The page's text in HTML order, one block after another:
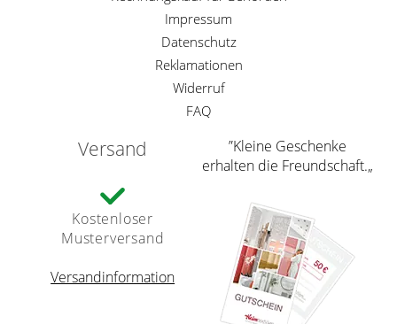
Impressum
Datenschutz
Reklamationen
Widerruf
FAQ
Versand
Kostenloser
Musterversand
Versandinformation
”Kleine Geschenke
erhalten die Freundschaft.„